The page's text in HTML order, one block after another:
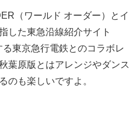
（ワールド オーダー）とイ
した東急沿線紹介サイト
る東京急行電鉄とのコラボレ
葉原版とはアレンジやダンス
のも楽しいですよ。